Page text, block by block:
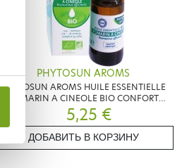
PHYTOSUN AROMS
PHYTOSUN AROMS HUILE ESSENTIELLE
ROMARIN A CINEOLE BIO CONFORT
HEPATIQUE 10ML
5,25 €
ДОБАВИТЬ В КОРЗИНУ